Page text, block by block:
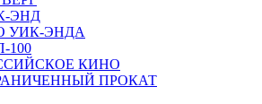
ЭНД
УИК-ЭНДА
100
КИНО
ПРОКАТ